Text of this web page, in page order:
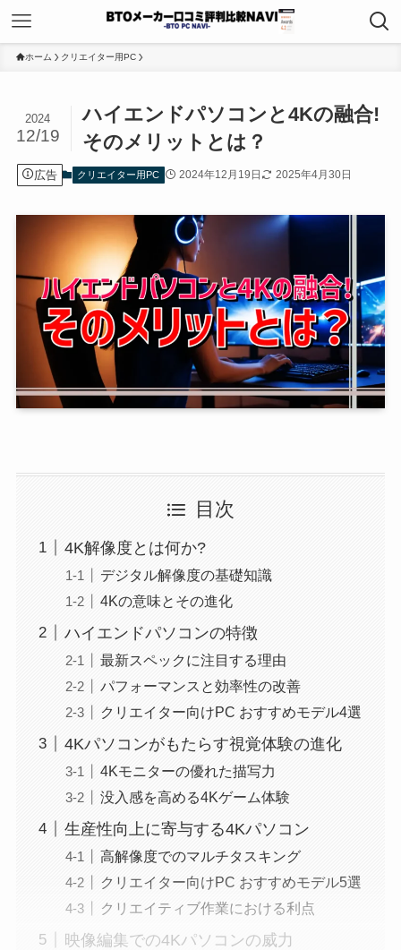
ホーム クリエイター用PC
ハイエンドパソコンと4Kの融合!
そのメリットとは？
2024
12/19
広告 クリエイター用PC 2024年12月19日 2025年4月30日
目次
4K解像度とは何か?
デジタル解像度の基礎知識
4Kの意味とその進化
ハイエンドパソコンの特徴
最新スペックに注目する理由
パフォーマンスと効率性の改善
クリエイター向けPC おすすめモデル4選
4Kパソコンがもたらす視覚体験の進化
4Kモニターの優れた描写力
没入感を高める4Kゲーム体験
生産性向上に寄与する4Kパソコン
高解像度でのマルチタスキング
クリエイター向けPC おすすめモデル5選
クリエイティブ作業における利点
映像編集での4Kパソコンの威力